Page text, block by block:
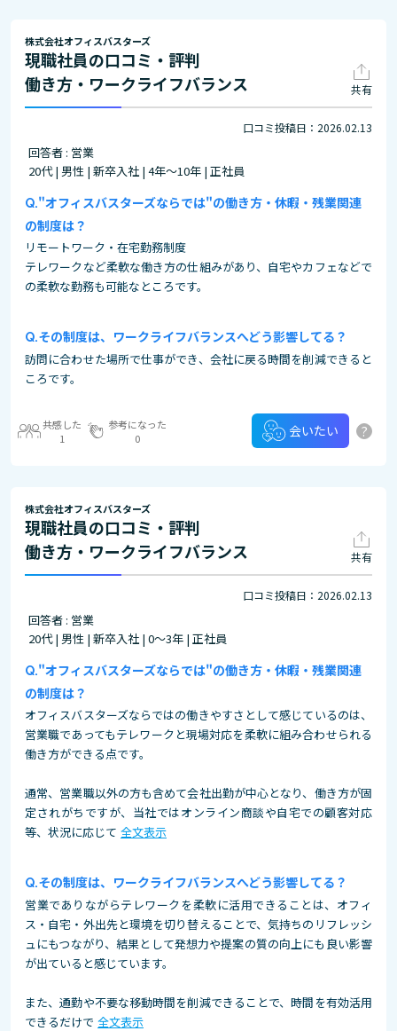
株式会社オフィスバスターズ
現職社員の口コミ・評判
働き方・ワークライフバランス
共有
口コミ投稿日：2026.02.13
回答者 : 営業
20代 | 男性 | 新卒入社 | 4年～10年 | 正社員
"オフィスバスターズならでは"の働き方・休暇・残業関連
の制度は？
リモートワーク・在宅勤務制度
テレワークなど柔軟な働き方の仕組みがあり、自宅やカフェなどで
の柔軟な勤務も可能なところです。
その制度は、ワークライフバランスへどう影響してる？
訪問に合わせた場所で仕事ができ、会社に戻る時間を削減できると
ころです。
共感した
1
参考になった
0
会いたい ?
株式会社オフィスバスターズ
現職社員の口コミ・評判
働き方・ワークライフバランス
共有
口コミ投稿日：2026.02.13
回答者 : 営業
20代 | 男性 | 新卒入社 | 0～3年 | 正社員
"オフィスバスターズならでは"の働き方・休暇・残業関連
の制度は？
オフィスバスターズならではの働きやすさとして感じているのは、
営業職であってもテレワークと現場対応を柔軟に組み合わせられる
働き方ができる点です。
通常、営業職以外の方も含めて会社出勤が中心となり、働き方が固
定されがちですが、当社ではオンライン商談や自宅での顧客対応
等、状況に応じて 全文表示
その制度は、ワークライフバランスへどう影響してる？
営業でありながらテレワークを柔軟に活用できることは、オフィ
ス・自宅・外出先と環境を切り替えることで、気持ちのリフレッシ
ュにもつながり、結果として発想力や提案の質の向上にも良い影響
が出ていると感じています。
また、通勤や不要な移動時間を削減できることで、時間を有効活用
できるだけで 全文表示